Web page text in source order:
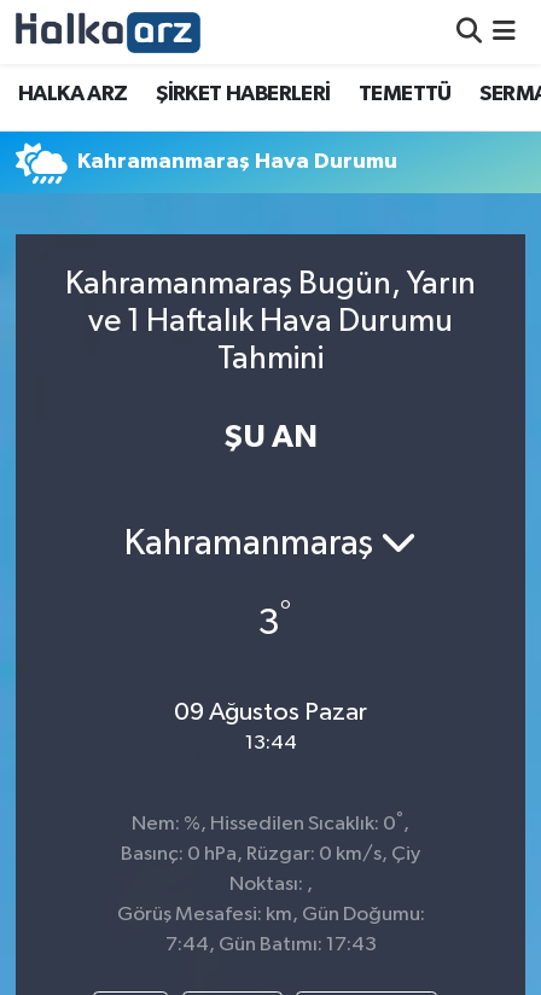
HALKA ARZ ŞİRKET HABERLERİ TEMETTÜ
Kahramanmaraş Hava Durumu
Kahramanmaraş Bugün, Yarın
ve 1 Haftalık Hava Durumu
Tahmini
ŞU AN
Kahramanmaraş
3°
09 Ağustos Pazar
13:44
Nem: %, Hissedilen Sıcaklık: 0°,
Basınç: 0 hPa, Rüzgar: 0 km/s, Çiy
Noktası: ,
Görüş Mesafesi: km, Gün Doğumu:
7:44, Gün Batımı: 17:43
HALKA ARZ
SERMAYE ARTIRIMI
TEMETTÜ
İletişim